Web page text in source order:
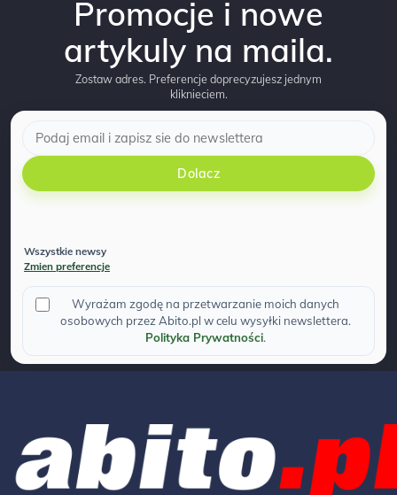
Promocje i nowe
artykuly na maila.
Zostaw adres. Preferencje doprecyzujesz jednym
kliknieciem.
Dolacz
Wszystkie newsy
Zmien preferencje
Wyrażam zgodę na przetwarzanie moich danych
osobowych przez Abito.pl w celu wysyłki newslettera.
Polityka Prywatności.